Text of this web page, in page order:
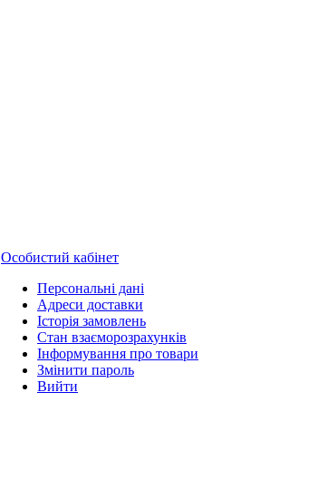
Особистий кабінет
Персональні дані
Адреси доставки
Історія замовлень
Стан взаєморозрахунків
Інформування про товари
Змінити пароль
Вийти